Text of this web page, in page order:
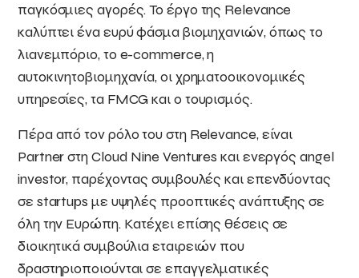
παγκόσμιες αγορές. Το έργο της Relevance
καλύπτει ένα ευρύ φάσμα βιομηχανιών, όπως το
λιανεμπόριο, το e-commerce, η
αυτοκινητοβιομηχανία, οι χρηματοοικονομικές
υπηρεσίες, τα FMCG και ο τουρισμός.
Πέρα από τον ρόλο του στη Relevance, είναι
Partner στη Cloud Nine Ventures και ενεργός angel
investor, παρέχοντας συμβουλές και επενδύοντας
σε startups με υψηλές προοπτικές ανάπτυξης σε
όλη την Ευρώπη. Κατέχει επίσης θέσεις σε
διοικητικά συμβούλια εταιρειών που
δραστηριοποιούνται σε επαγγελματικές